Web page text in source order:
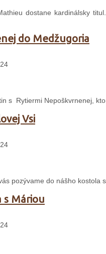
dostane kardinálsky
do Medžugoria
s Rytiermi Nepoškvrnenej,
Vsi
pozývame do nášho
s Máriou